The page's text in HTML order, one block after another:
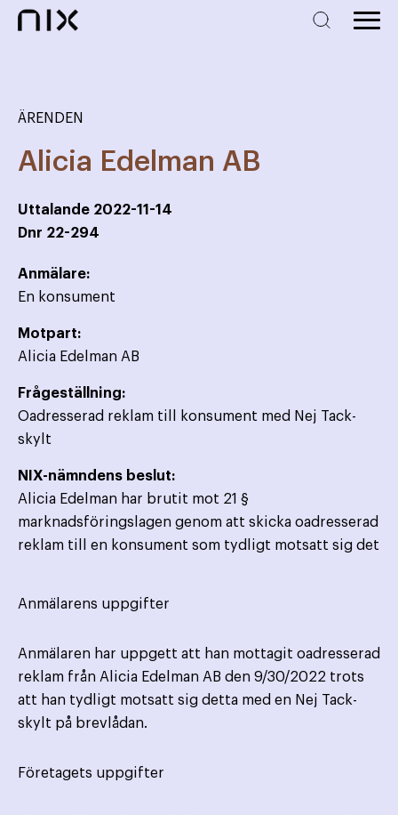
ÄRENDEN
Alicia Edelman AB
Uttalande 2022-11-14
Dnr 22-294
Anmälare:
En konsument
Motpart:
Alicia Edelman AB
Frågeställning:
Oadresserad reklam till konsument med Nej Tack-
skylt
NIX-nämndens beslut:
Alicia Edelman har brutit mot 21 §
marknadsföringslagen genom att skicka oadresserad
reklam till en konsument som tydligt motsatt sig det
Anmälarens uppgifter
Anmälaren har uppgett att han mottagit oadresserad
reklam från Alicia Edelman AB den 9/30/2022 trots
att han tydligt motsatt sig detta med en Nej Tack-
skylt på brevlådan.
Företagets uppgifter